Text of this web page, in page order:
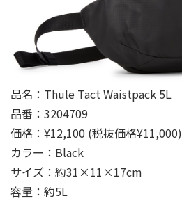
品名：Thule Tact Waistpack 5L
品番：3204709
価格：¥12,100 (税抜価格¥11,000)
カラー：Black
サイズ：約31×11×17cm
容量：約5L